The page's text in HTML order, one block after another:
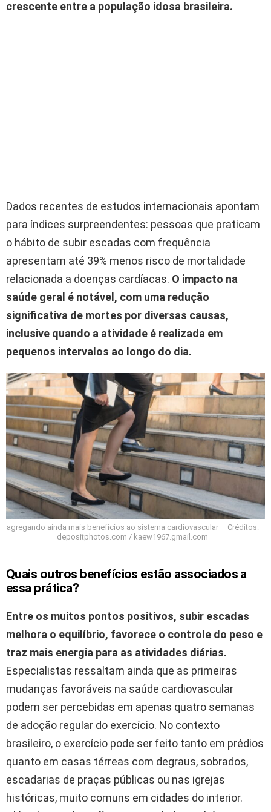
crescente entre a população idosa brasileira.
Dados recentes de estudos internacionais apontam
para índices surpreendentes: pessoas que praticam
o hábito de subir escadas com frequência
apresentam até 39% menos risco de mortalidade
relacionada a doenças cardíacas. O impacto na
saúde geral é notável, com uma redução
significativa de mortes por diversas causas,
inclusive quando a atividade é realizada em
pequenos intervalos ao longo do dia.
agregando ainda mais benefícios ao sistema cardiovascular – Créditos:
depositphotos.com / kaew1967.gmail.com
Quais outros benefícios estão associados a
essa prática?
Entre os muitos pontos positivos, subir escadas
melhora o equilíbrio, favorece o controle do peso e
traz mais energia para as atividades diárias.
Especialistas ressaltam ainda que as primeiras
mudanças favoráveis na saúde cardiovascular
podem ser percebidas em apenas quatro semanas
de adoção regular do exercício. No contexto
brasileiro, o exercício pode ser feito tanto em prédios
quanto em casas térreas com degraus, sobrados,
escadarias de praças públicas ou nas igrejas
históricas, muito comuns em cidades do interior.